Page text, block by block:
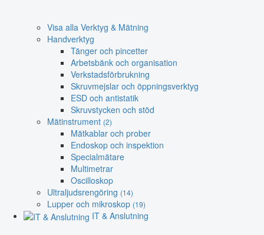
Visa alla Verktyg & Mätning
Handverktyg
Tänger och pincetter
Arbetsbänk och organisation
Verkstadsförbrukning
Skruvmejslar och öppningsverktyg
ESD och antistatik
Skruvstycken och stöd
Mätinstrument (2)
Mätkablar och prober
Endoskop och inspektion
Specialmätare
Multimetrar
Oscilloskop
Ultraljudsrengöring (14)
Lupper och mikroskop (19)
IT & Anslutning